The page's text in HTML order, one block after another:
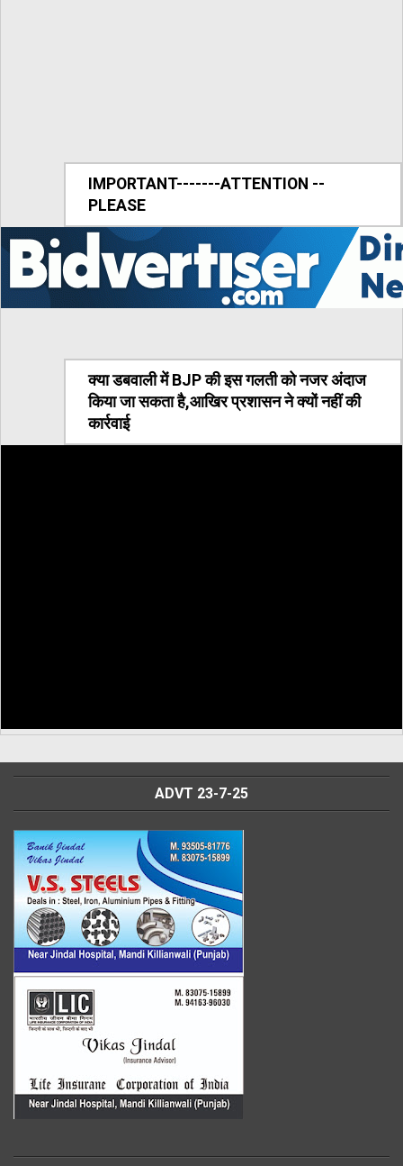
IMPORTANT-------ATTENTION --
PLEASE
क्या डबवाली में BJP की इस गलती को नजर अंदाज
किया जा सकता है,आखिर प्रशासन ने क्यों नहीं की
कार्रवाई
ADVT 23-7-25